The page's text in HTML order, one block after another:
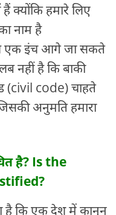
क्योंकि हमारे लिए
नाम है
एक इंच आगे जा सकते
नहीं है कि बाकी
(civil code) चाहते
अनुमति हमारा
है? Is the
है कि एक देश में कानून